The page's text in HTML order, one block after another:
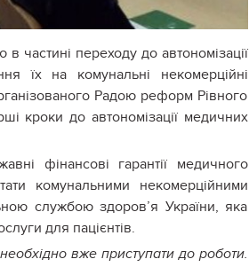
частині переходу до автономізації
їх на комунальні некомерційні
Радою реформ Рівного
кроки до автономізації медичних
фінансові гарантії медичного
комунальними некомерційними
службою здоров’я України, яка
для пацієнтів.
вже приступати до роботи.